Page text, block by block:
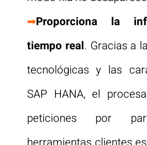
➡Proporciona la
tiempo real. Gracias a
tecnológicas y las
SAP HANA, el
peticiones por